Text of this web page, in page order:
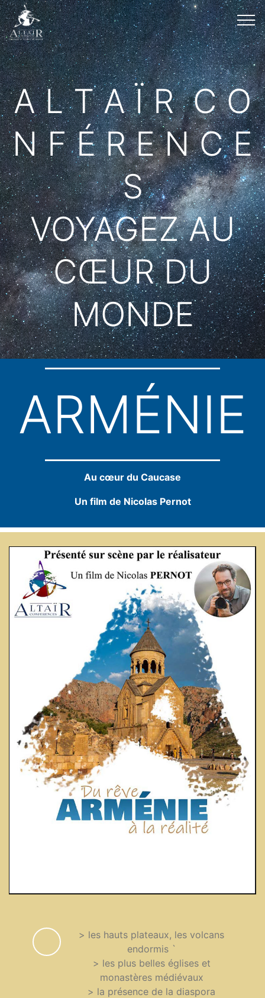
A L T A Ï R C O
N F É R E N C E
S
VOYAGEZ AU
CŒUR DU
MONDE
ARMÉNIE
Au cœur du Caucase
Un film de Nicolas Pernot
> les hauts plateaux, les volcans
endormis `
> les plus belles églises et
monastères médiévaux
> la présence de la diaspora